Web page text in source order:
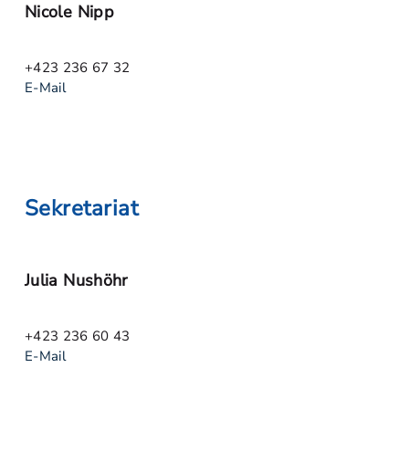
Nicole Nipp
+423 236 67 32
E-Mail
Sekretariat
Julia Nushöhr
+423 236 60 43
E-Mail